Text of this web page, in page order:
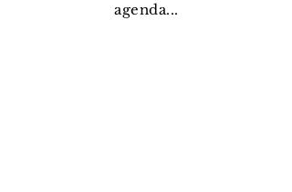
agenda...